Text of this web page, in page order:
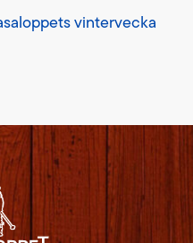
vintervecka